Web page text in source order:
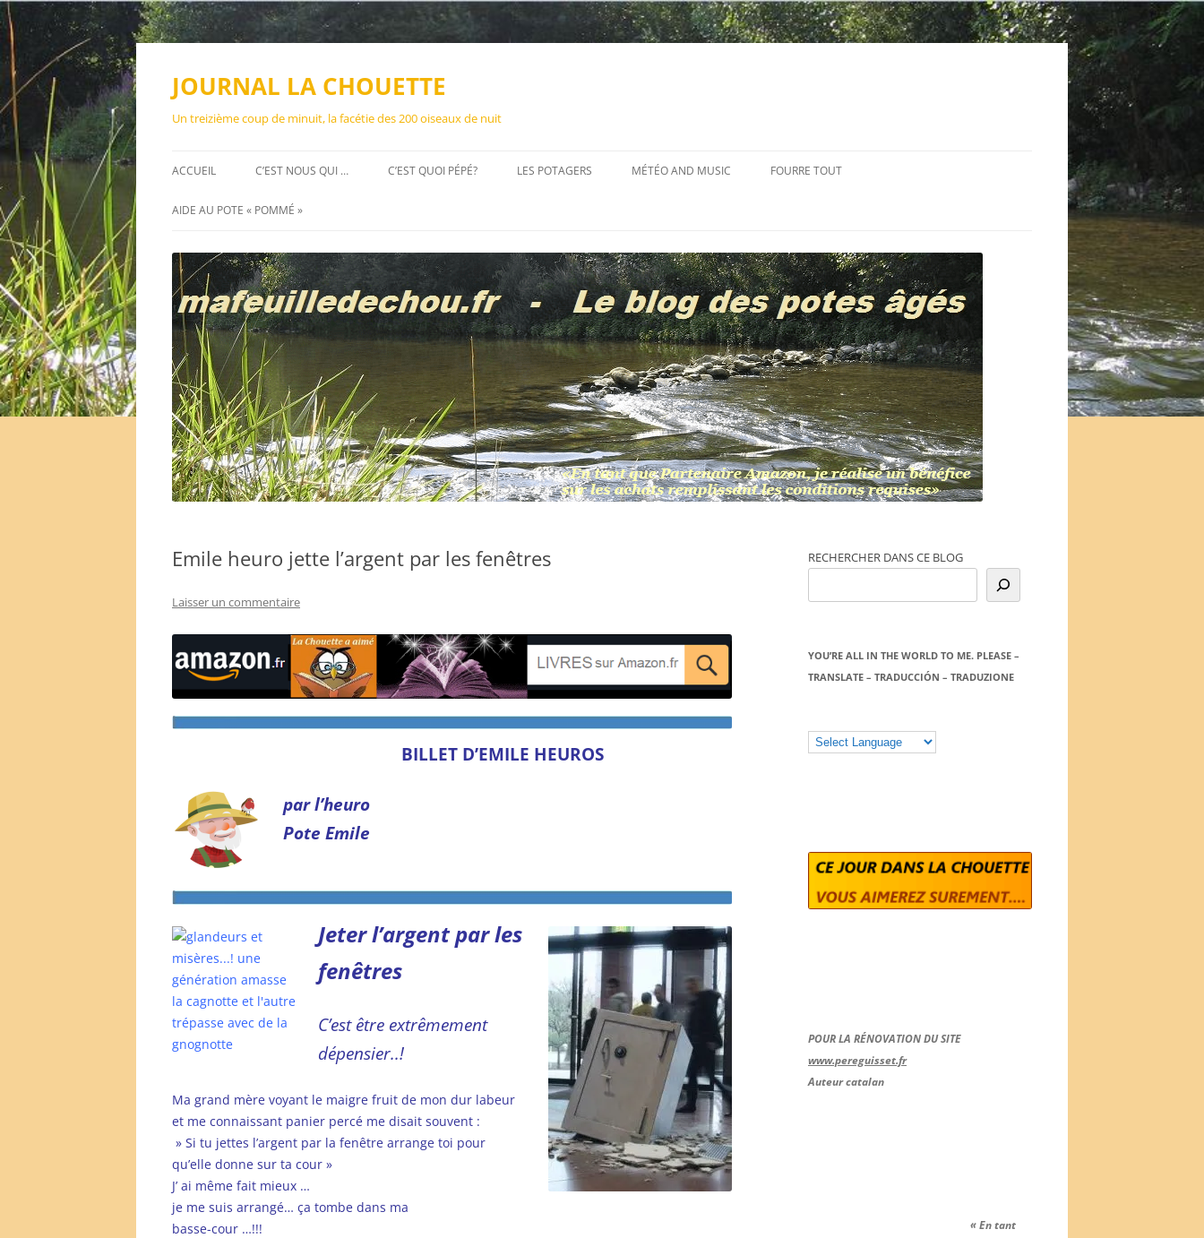
Aller
JOURNAL LA CHOUETTE
Un treizième coup de minuit, la facétie des 200 oiseaux de nuit
ACCUEIL C’EST NOUS QUI … C’EST QUOI PÉPÉ? LES POTAGERS MÉTÉO AND MUSIC FOURRE TOUT
AIDE AU POTE « POMMÉ »
Emile heuro jette l’argent par les fenêtres
Laisser un commentaire
BILLET D’EMILE HEUROS
par l’heuro
Pote Emile
Jeter l’argent par les
fenêtres
C’est être extrêmement
dépensier..!
Ma grand mère voyant le maigre fruit de mon dur labeur
et me connaissant panier percé me disait souvent :
» Si tu jettes l’argent par la fenêtre arrange toi pour
qu’elle donne sur ta cour »
J’ ai même fait mieux …
je me suis arrangé… ça tombe dans ma
basse-cour …!!!
RECHERCHER DANS CE BLOG
YOU’RE ALL IN THE WORLD TO ME. PLEASE –
TRANSLATE – TRADUCCIÓN – TRADUZIONE
POUR LA RÉNOVATION DU SITE
www.pereguisset.fr
Auteur catalan
« En tant